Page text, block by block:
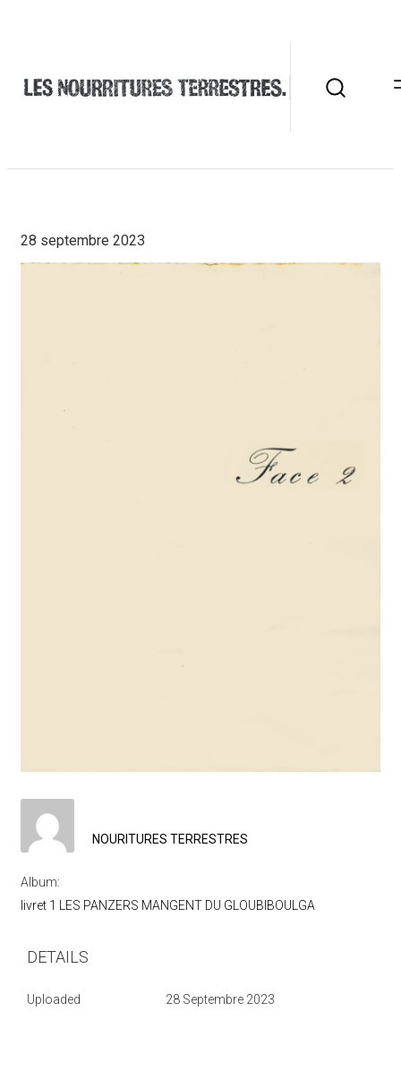
28 septembre 2023
NOURITURES TERRESTRES
Album:
livret 1 LES PANZERS MANGENT DU GLOUBIBOULGA
DETAILS
Uploaded 28 Septembre 2023